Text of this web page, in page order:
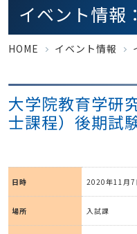
イベント情報
HOME イベント情報
大学院教育学研
士課程）後期試
日時 2020年11月7
場所 入試課